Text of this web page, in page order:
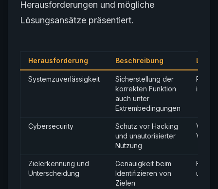
Herausforderungen und mögliche
Lösungsansätze präsentiert.
Herausforderung Beschreibung
Systemzuverlässigkeit
Sicherstellung der
korrekten Funktion
auch unter
Extrembedingungen
Cybersecurity
Schutz vor Hacking
und unautorisierter
Nutzung
Zielerkennung und
Unterscheidung
Genauigkeit beim
Identifizieren von
Zielen
und